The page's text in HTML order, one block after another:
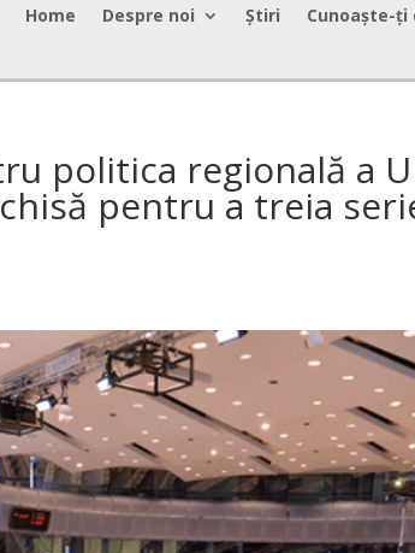
Home Despre noi Știri Cunoaște-
politica regională a
pentru a treia